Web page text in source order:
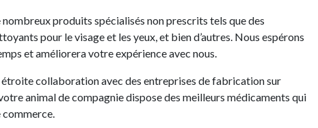
produits spécialisés non prescrits tels que des
pour le visage et les yeux, et bien d’autres. Nous espérons
et améliorera votre expérience avec nous.
collaboration avec des entreprises de fabrication sur
animal de compagnie dispose des meilleurs médicaments qui
commerce.